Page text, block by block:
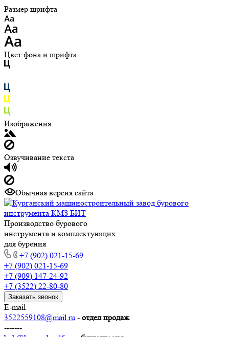
Размер шрифта
Цвет фона и шрифта
Изображения
Озвучивание текста
Обычная версия сайта
Производство бурового
инструмента и комплектующих
для бурения
+7 (902) 021-15-69
+7 (902) 021-15-69
+7 (909) 147-24-92
+7 (3522) 22-80-80
Заказать звонок
E-mail
3522559108@mail.ru - отдел продаж
-------